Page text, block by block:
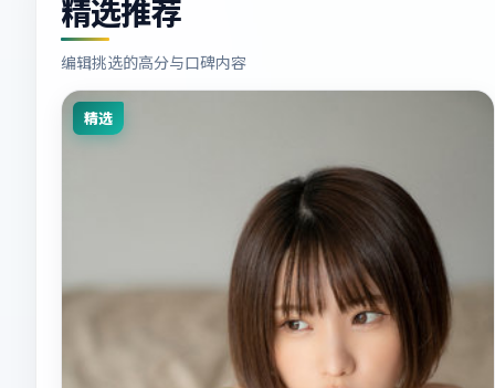
精选推荐
编辑挑选的高分与口碑内容
精选